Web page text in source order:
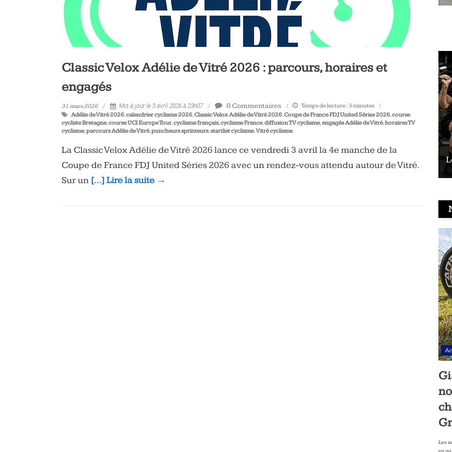
Classic Velox Adélie de Vitré 2026 : parcours, horaires et
engagés
31 mars 2026 Mis à jour le 3 avril 2026 à 23h07 0 Commentaires Temps de lecture :3 minutes
Adélie de Vitré 2026,calendrier cyclisme 2026,Classic Velox Adélie de Vitré 2026,Coupe de France FDJ United Séries 2026,course
cycliste Bretagne,course UCI Europe Tour,cyclisme français,cyclisme France,diffusion TV cyclisme,engagés Adélie de Vitré,horaires TV
cyclisme,parcours Adélie de Vitré,puncheurs sprinteurs,startlist cyclisme,Vitré cyclisme
La Classic Velox Adélie de Vitré 2026 lance ce vendredi 3 avril la 4e manche de la
Coupe de France FDJ United Séries 2026 avec un rendez-vous attendu autour de Vitré.
Sur un […] Lire la suite →
Le vélo peut-il remplacer les squats ?
Les